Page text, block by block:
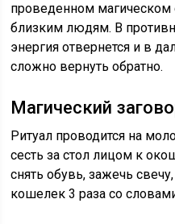
проведенном
близким людям. В
энергия отвернется и в
сложно вернуть обратно.
Магический
Ритуал проводится на
сесть за стол лицом к
снять обувь, зажечь
кошелек 3 раза со